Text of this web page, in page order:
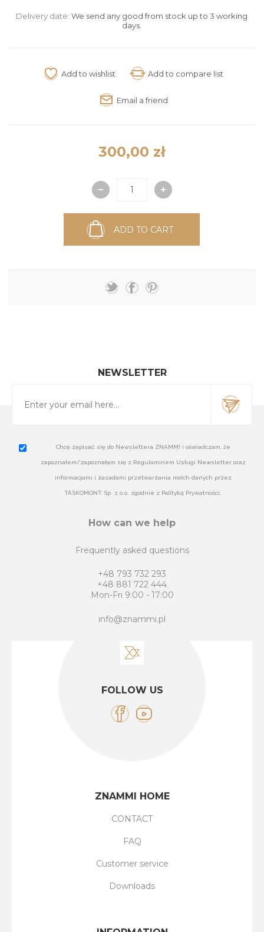
Delivery date: We send any good from stock up to 3 working
days.
300,00 zł
ADD TO CART
NEWSLETTER
Chcę zapisać się do Newslettera ZNAMMI i oświadczam, że
zapoznałem/zapoznałam się z Regulaminem Usługi Newsletter oraz
informacjami i zasadami przetwarzania moich danych przez
TASKOMONT Sp. z o.o. zgodnie z Polityką Prywatności.
How can we help
Frequently asked questions
+48 793 732 293
+48 881 722 444
Mon-Fri 9:00 - 17:00
info@znammi.pl
FOLLOW US
ZNAMMI HOME
CONTACT
FAQ
Customer service
Downloads